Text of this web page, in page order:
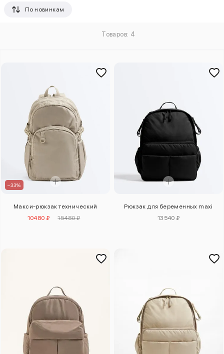
По новинкам
Товаров: 4
–33%
Макси-рюкзак технический
10480 ₽
15480 ₽
Рюкзак для беременных maxi
13540 ₽